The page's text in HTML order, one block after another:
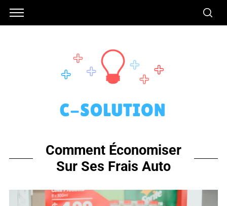
Comment Économiser
Sur Ses Frais Auto